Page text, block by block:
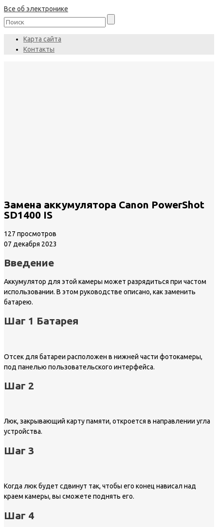
Все об электронике
Карта сайта
Контакты
Замена аккумулятора Canon PowerShot
SD1400 IS
127 просмотров
07 декабря 2023
Введение
Аккумулятор для этой камеры может разрядиться при частом
использовании. В этом руководстве описано, как заменить
батарею.
Шаг 1 Батарея
Отсек для батареи расположен в нижней части фотокамеры,
под панелью пользовательского интерфейса.
Шаг 2
Люк, закрывающий карту памяти, откроется в направлении угла
устройства.
Шаг 3
Когда люк будет сдвинут так, чтобы его конец нависал над
краем камеры, вы сможете поднять его.
Шаг 4